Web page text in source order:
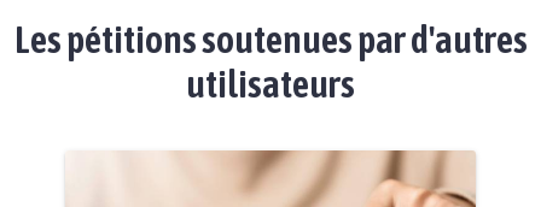
Les pétitions soutenues par d'autres
utilisateurs